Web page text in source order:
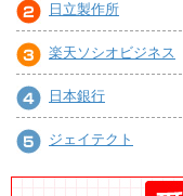
日立製作所
楽天ソシオビジネス
日本銀行
ジェイテクト